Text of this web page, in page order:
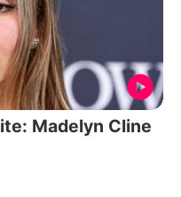
Madelyn Cline